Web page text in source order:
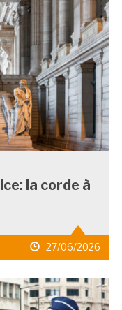
la corde à
date
de
27/06/2026